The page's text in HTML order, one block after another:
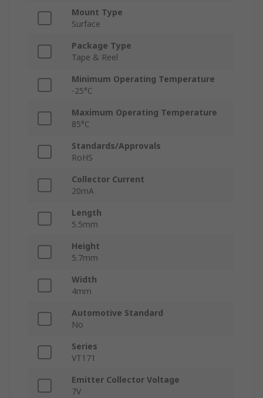
Mount Type
Surface
Package Type
Tape & Reel
Minimum Operating Temperature
-25°C
Maximum Operating Temperature
85°C
Standards/Approvals
RoHS
Collector Current
20mA
Length
5.5mm
Height
5.7mm
Width
4mm
Automotive Standard
No
Series
VT171
Emitter Collector Voltage
7V